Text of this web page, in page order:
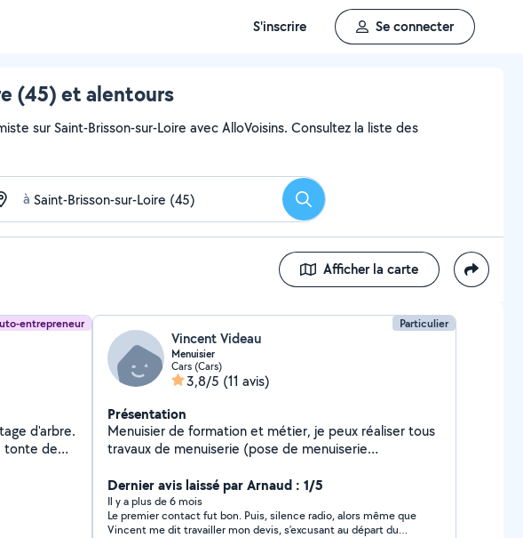
S'inscrire Se connecter
(45) et alentours
sur Saint-Brisson-sur-Loire avec AlloVoisins. Consultez la liste des
à Rechercher
Afficher la carte
entrepreneur Particulier
Vincent Videau
Menuisier
Cars (Cars)
3,8/5 (11 avis)
Présentation
Menuisier de formation et métier, je peux réaliser tous
travaux de menuiserie (pose de menuiserie
fabrications, etc) ou tous petits travaux du bâtiment
Dernier avis laissé par Arnaud : 1/5
Il y a plus de 6 mois
Le premier contact fut bon. Puis, silence radio, alors même que
Vincent me dit travailler mon devis, s’excusant au départ du